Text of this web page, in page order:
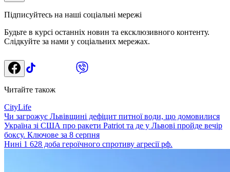
Підписуйтесь на наші соціальні мережі
Будьте в курсі останніх новин та ексклюзивного контенту.
Слідкуйте за нами у соціальних мережах.
Читайте також
CityLife
Чи загрожує Львівщині дефіцит питної води, що домовилися
Україна зі США про ракети Patriot та де у Львові пройде вечір
боксу. Ключове за 8 серпня
Нині 1 628 доба героїчного спротиву агресії рф.